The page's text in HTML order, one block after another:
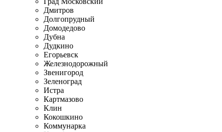
Дмитров
Долгопрудный
Домодедово
Дубна
Дудкино
Егорьевск
Железнодорожный
Звенигород
Зеленоград
Истра
Картмазово
Клин
Кокошкино
Коммунарка